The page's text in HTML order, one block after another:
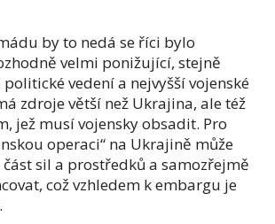
by to nedá se říci bylo
velmi ponižující, stejně
vedení a nejvyšší vojenské
zdroje větší než Ukrajina, ale též
jež musí vojensky obsadit. Pro
operaci“ na Ukrajině může
sil a prostředků a samozřejmě
což vzhledem k embargu je